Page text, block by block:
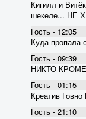
Кигилл и
шекеле... НЕ
Гость - 12:05
Куда пропала
Гость - 09:39
НИКТО
Гость - 01:15
Креатив
Гость - 21:10